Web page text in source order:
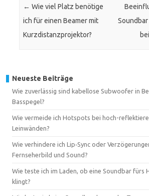
← Wie viel Platz benötige
ich für einen Beamer mit
Kurzdistanzprojektor?
Neueste Beiträge
Wie zuverlässig sind kabellose Subwoofer in
Basspegel?
Wie vermeide ich Hotspots bei hoch-
Leinwänden?
Wie verhindere ich Lip‑Sync oder
Fernseherbild und Sound?
Wie teste ich im Laden, ob eine Soundbar fürs
klingt?